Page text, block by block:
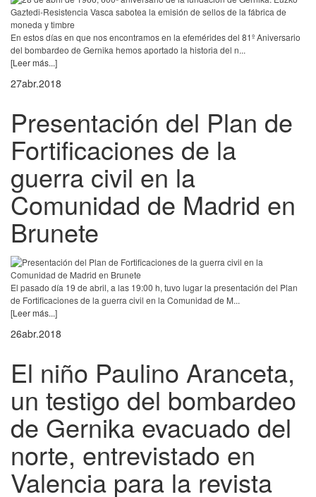
En estos días en que nos encontramos en la efemérides del 81º Aniversario
del bombardeo de Gernika hemos aportado la historia del n...
[Leer más...]
27abr.2018
Presentación del Plan de
Fortificaciones de la
guerra civil en la
Comunidad de Madrid en
Brunete
El pasado día 19 de abril, a las 19:00 h, tuvo lugar la presentación del Plan
de Fortificaciones de la guerra civil en la Comunidad de M...
[Leer más...]
26abr.2018
El niño Paulino Aranceta,
un testigo del bombardeo
de Gernika evacuado del
norte, entrevistado en
Valencia para la revista